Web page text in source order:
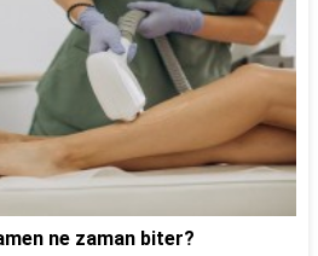
ne zaman biter?